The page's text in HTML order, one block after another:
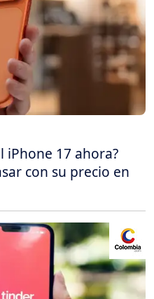
iPhone 17 ahora?
con su precio en